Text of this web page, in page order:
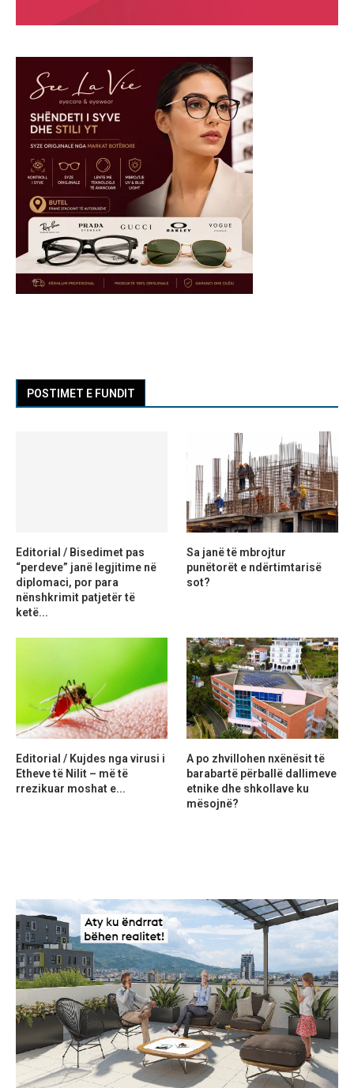
POSTIMET E FUNDIT
Editorial / Bisedimet pas
“perdeve” janë legjitime në
diplomaci, por para
nënshkrimit patjetër të
ketë...
Sa janë të mbrojtur
punëtorët e ndërtimtarisë
sot?
Editorial / Kujdes nga virusi i
Etheve të Nilit – më të
rrezikuar moshat e...
A po zhvillohen nxënësit të
barabartë përballë dallimeve
etnike dhe shkollave ku
mësojnë?